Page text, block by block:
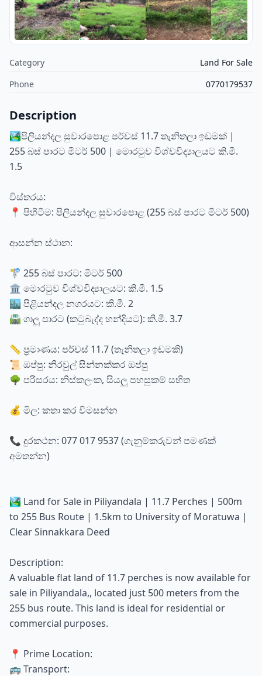
Category
Land For Sale
Phone
0770179537
Description
🏞️පිලියන්දල සුවාරපොළ පර්චස් 11.7 තැනිතලා ඉඩමක් |
255 බස් පාරට මීටර් 500 | මොරටුව විශ්වවිද්‍යාලයට කි.මී.
1.5
විස්තරය:
📍 පිහිටීම: පිලියන්දල සුවාරපොළ (255 බස් පාරට මීටර් 500)
ආසන්න ස්ථාන:
🚏 255 බස් පාරට: මීටර් 500
🏛️ මොරටුව විශ්වවිද්‍යාලයට: කි.මී. 1.5
🏙️ පිළියන්දල නගරයට: කි.මී. 2
🛣️ ගාලු පාරට (කටුබැද්ද හන්දියට): කි.මී. 3.7
📏 ප්‍රමාණය: පර්චස් 11.7 (තැනිතලා ඉඩමකි)
📜 ඔප්පු: නිරවුල් සින්නක්කර ඔප්පු
🌳 පරිසරය: නිස්කලංක, සියලු පහසුකම් සහිත
💰 මිල: කතා කර විමසන්න
📞 දුරකථන: 077 017 9537 (ගැනුම්කරුවන් පමණක්
අමතන්න)
🏞️ Land for Sale in Piliyandala | 11.7 Perches | 500m
to 255 Bus Route | 1.5km to University of Moratuwa |
Clear Sinnakkara Deed
Description:
A valuable flat land of 11.7 perches is now available for
sale in Piliyandala,, located just 500 meters from the
255 bus route. This land is ideal for residential or
commercial purposes.
📍 Prime Location:
🚌 Transport: